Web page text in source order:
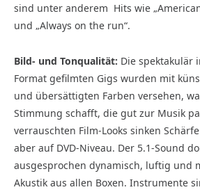
sind unter anderem Hits wie
und „Always on the run“.
Bild- und Tonqualität: Die spektakulär
Format gefilmten Gigs wurden mit
und übersättigten Farben versehen,
Stimmung schafft, die gut zur Musik
verrauschten Film-Looks sinken
aber auf DVD-Niveau. Der 5.1-Sound
ausgesprochen dynamisch, luftig und
Akustik aus allen Boxen. Instrumente